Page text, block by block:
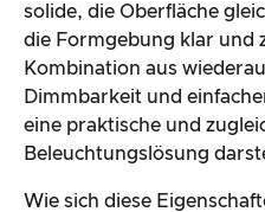
solide, die Oberfläche
die Formgebung klar und
Kombination aus
Dimmbarkeit und
eine praktische und
Beleuchtungslösung
Wie sich diese